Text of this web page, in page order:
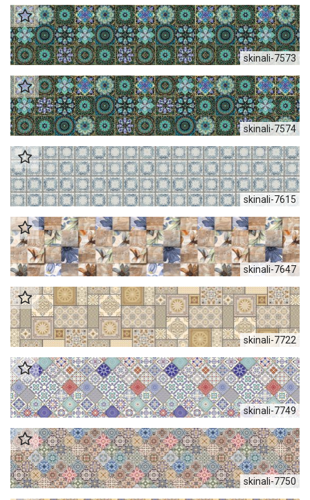
skinali-7573
skinali-7574
skinali-7615
skinali-7647
skinali-7722
skinali-7749
skinali-7750